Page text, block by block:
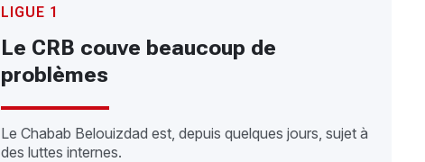
LIGUE 1
Le CRB couve beaucoup de
problèmes
Le Chabab Belouizdad est, depuis quelques jours, sujet à
des luttes internes.